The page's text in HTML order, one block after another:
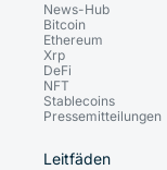
News-Hub
Bitcoin
Ethereum
Xrp
DeFi
NFT
Stablecoins
Pressemitteilungen
Leitfäden